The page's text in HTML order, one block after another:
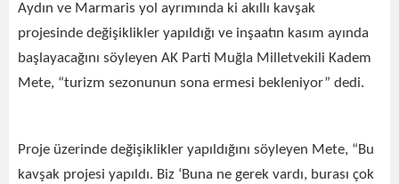
Aydın ve Marmaris yol ayrımında ki akıllı kavşak
projesinde değişiklikler yapıldığı ve inşaatın kasım ayında
başlayacağını söyleyen AK Parti Muğla Milletvekili Kadem
Mete, “turizm sezonunun sona ermesi bekleniyor” dedi.
Proje üzerinde değişiklikler yapıldığını söyleyen Mete, “Bu
kavşak projesi yapıldı. Biz ‘Buna ne gerek vardı, burası çok